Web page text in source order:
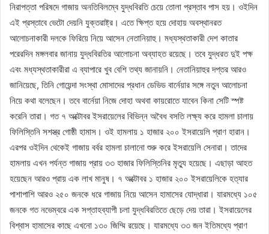
নিরাপত্তা পরিষদে গাজায় অনতিবিলম্বে যুদ্ধবিরতি চেয়ে তোলা প্রস্তাব পাস হয়। ওইদিন
এই প্রস্তাবে ভেটো দেয়নি যুক্তরাষ্ট্র। এতে ক্ষিপ্ত হয়ে দোহায় অবস্থানরত
আলোচনাকারী দলকে ফিরিয়ে নিয়ে আসেন নেতানিয়াহু। মধ্যস্থতাকারী দেশ কাতার
পরেরদিন মঙ্গলবার জানায় যুদ্ধবিরতির আলোচনা অব্যাহত রয়েছে। তবে যুদ্ধরত দুই পক্ষ
এবং মধ্যস্থতাকারীরা এ ব্যাপারে খুব বেশি তথ্য জানায়নি। নেতানিয়াহুর দপ্তর আরও
জানিয়েছে, তিনি গোয়েন্দা সংস্থা মোসাদের প্রধান ডেভিড বার্নেয়ার সঙ্গে নতুন আলোচনা
নিয়ে কথা বলেছেন। তবে বার্নেয়া নিজে দোহা অথবা কায়রোতে যাবেন কিনা সেটি স্পষ্ট
করেনি তারা। গত ৭ অক্টোবর ইসরায়েলের বিভিন্ন অবৈধ বসতি লক্ষ্য করে হামলা চালায়
ফিলিস্তিনি সশস্ত্র গোষ্ঠী হামাস। ওই হামলায় ১ হাজার ২০০ ইসরায়েলি প্রাণ হারান।
এরপর ওইদিন থেকেই গাজায় বর্বর হামলা চালানো শুরু করে ইসরায়েলি সেনারা। তাদের
হামলায় এখন পর্যন্ত গাজায় প্রায় ৩৩ হাজার ফিলিস্তিনির মৃত্যু হয়েছে। এছাড়া আহত
হয়েছেন আরও প্রায় এক লাখ মানুষ। ৭ অক্টোবর ১ হাজার ২০০ ইসরায়েলিকে হত্যার
পাশাপাশি আরও ২৫০ জনকে ধরে গাজায় নিয়ে আসেন হামাসের যোদ্ধারা। যারমধ্যে ১০৫
জনকে গত নভেম্বরে এক সপ্তাহব্যাপী চলা যুদ্ধবিরতিতে ছেড়ে দেয় তারা। ইসরায়েলের
বিশ্বাস হামাসের কাছে এখনো ১৩০ জিম্মি রয়েছে। যারমধ্যে ৩৩ জন ইতিমধ্যে প্রাণ